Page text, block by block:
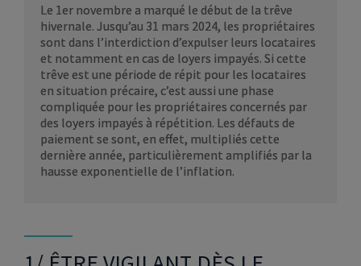
Le 1er novembre a marqué le début de la trêve
hivernale. Jusqu’au 31 mars 2024, les propriétaires
sont dans l’interdiction d’expulser leurs locataires
et notamment en cas de loyers impayés. Si cette
trêve est une période de répit pour les locataires
en situation précaire, c’est aussi une phase
compliquée pour les propriétaires concernés par
des loyers impayés à répétition. Les défauts de
paiement se sont, en effet, multipliés cette
dernière année, particulièrement amplifiés par la
hausse exponentielle de l’inflation.